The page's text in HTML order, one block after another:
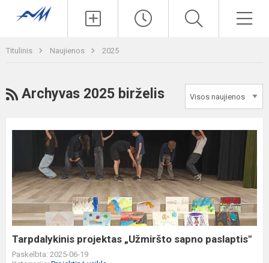
Titulinis Naujienos 2025
RSS
Archyvas 2025 birželis
Tarpdalykinis
projektas
„Užmiršto
sapno
paslaptis"
Tarpdalykinis projektas „Užmiršto sapno paslaptis"
Paskelbta: 2025-06-19